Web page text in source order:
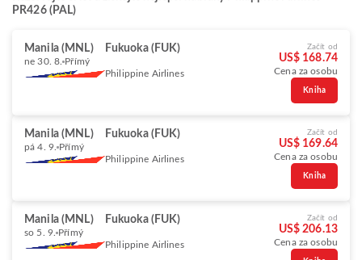
PR426 (PAL)
Manila (MNL) Fukuoka (FUK)
ne 30. 8. Přímý
Philippine Airlines
Začít od
US$ 168.74
Cena za osobu
Kniha
Manila (MNL) Fukuoka (FUK)
pá 4. 9. Přímý
Philippine Airlines
Začít od
US$ 169.64
Cena za osobu
Kniha
Manila (MNL) Fukuoka (FUK)
so 5. 9. Přímý
Philippine Airlines
Začít od
US$ 206.13
Cena za osobu